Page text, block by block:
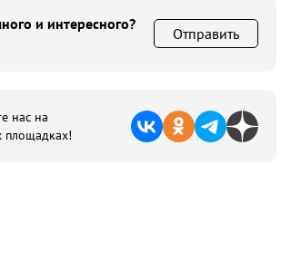
и интересного?
Отправить
нас на
площадках!